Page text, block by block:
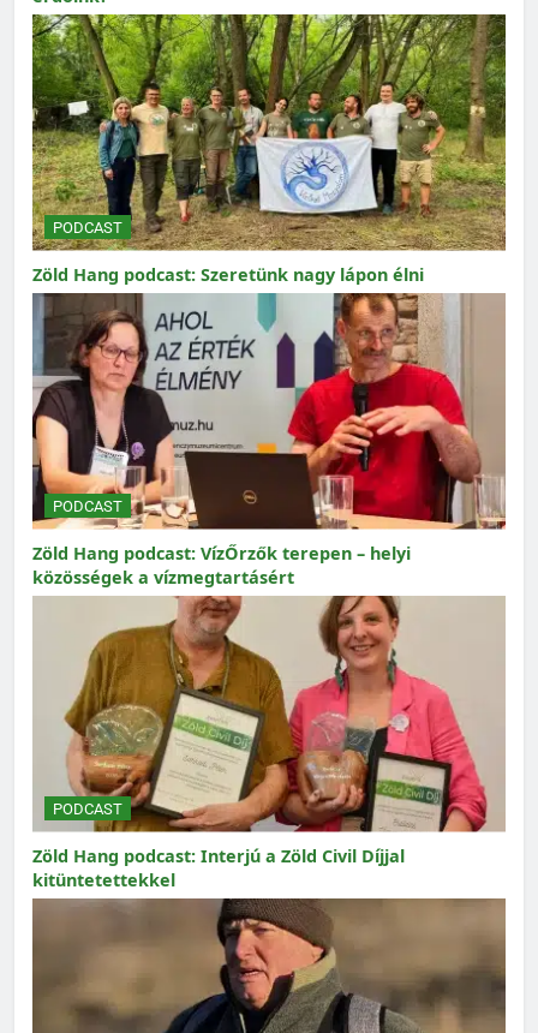
PODCAST
Zöld Hang podcast: Szeretünk nagy lápon élni
PODCAST
Zöld Hang podcast: VízŐrzők terepen – helyi
közösségek a vízmegtartásért
PODCAST
Zöld Hang podcast: Interjú a Zöld Civil Díjjal
kitüntetettekkel